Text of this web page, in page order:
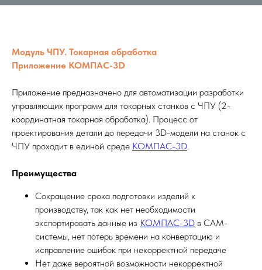
Модуль ЧПУ. Токарная обработка
Приложение КОМПАС-3D
Приложение предназначено для автоматизации разработки
управляющих программ для токарных станков с ЧПУ (2-
координатная токарная обработка). Процесс от
проектирования детали до передачи 3D-модели на станок с
ЧПУ проходит в единой среде КОМПАС-3D.
Преимущества
Сокращение срока подготовки изделий к
производству, так как нет необходимости
экспортировать данные из КОМПАС-3D в CAM-
системы, нет потерь времени на конвертацию и
исправление ошибок при некорректной передаче
Нет даже вероятной возможности некорректной